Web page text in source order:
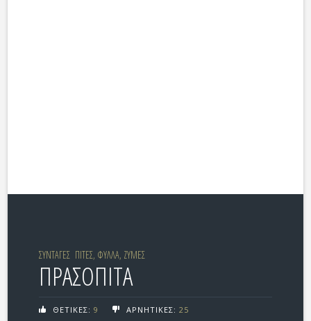
ΣΥΝΤΑΓΕΣ ΠΙΤΕΣ, ΦΥΛΛΑ, ΖΥΜΕΣ
ΠΡΑΣΟΠΙΤΑ
ΘΕΤΙΚΕΣ: 9 ΑΡΝΗΤΙΚΕΣ: 25